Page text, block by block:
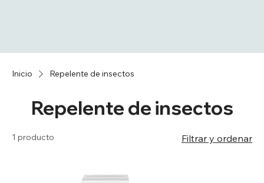
Inicio Repelente de insectos
Repelente de insectos
1 producto Filtrar y ordenar